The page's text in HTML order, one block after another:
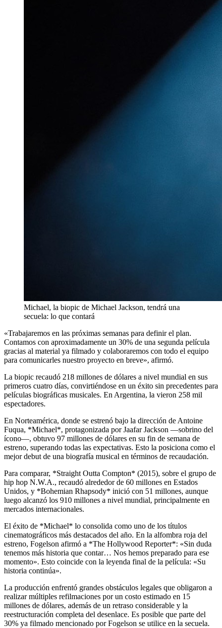
Michael, la biopic de Michael Jackson, tendrá una
secuela: lo que contará
«Trabajaremos en las próximas semanas para definir el plan.
Contamos con aproximadamente un 30% de una segunda película
gracias al material ya filmado y colaboraremos con todo el equipo
para comunicarles nuestro proyecto en breve», afirmó.
La biopic recaudó 218 millones de dólares a nivel mundial en sus
primeros cuatro días, convirtiéndose en un éxito sin precedentes para
películas biográficas musicales. En Argentina, la vieron 258 mil
espectadores.
En Norteamérica, donde se estrenó bajo la dirección de Antoine
Fuqua, *Michael*, protagonizada por Jaafar Jackson —sobrino del
ícono—, obtuvo 97 millones de dólares en su fin de semana de
estreno, superando todas las expectativas. Esto la posiciona como el
mejor debut de una biografía musical en términos de recaudación.
Para comparar, *Straight Outta Compton* (2015), sobre el grupo de
hip hop N.W.A., recaudó alrededor de 60 millones en Estados
Unidos, y *Bohemian Rhapsody* inició con 51 millones, aunque
luego alcanzó los 910 millones a nivel mundial, principalmente en
mercados internacionales.
El éxito de *Michael* lo consolida como uno de los títulos
cinematográficos más destacados del año. En la alfombra roja del
estreno, Fogelson afirmó a *The Hollywood Reporter*: «Sin duda
tenemos más historia que contar… Nos hemos preparado para ese
momento». Esto coincide con la leyenda final de la película: «Su
historia continúa».
La producción enfrentó grandes obstáculos legales que obligaron a
realizar múltiples refilmaciones por un costo estimado en 15
millones de dólares, además de un retraso considerable y la
reestructuración completa del desenlace. Es posible que parte del
30% ya filmado mencionado por Fogelson se utilice en la secuela.